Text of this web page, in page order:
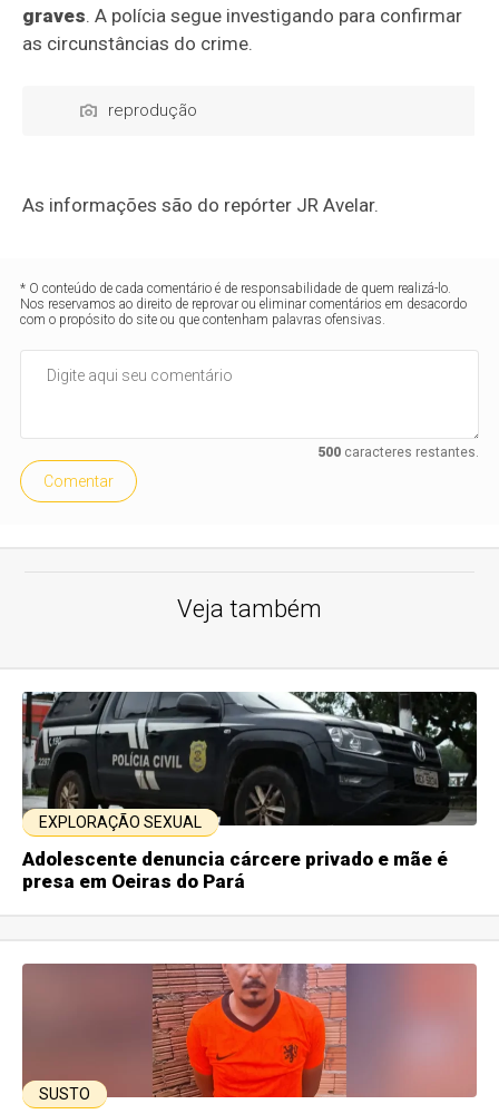
graves. A polícia segue investigando para confirmar
as circunstâncias do crime.
reprodução
As informações são do repórter JR Avelar.
* O conteúdo de cada comentário é de responsabilidade de quem realizá-lo.
Nos reservamos ao direito de reprovar ou eliminar comentários em desacordo
com o propósito do site ou que contenham palavras ofensivas.
500caracteres restantes.
Comentar
Veja também
EXPLORAÇÃO SEXUAL
Adolescente denuncia cárcere privado e mãe é
presa em Oeiras do Pará
SUSTO